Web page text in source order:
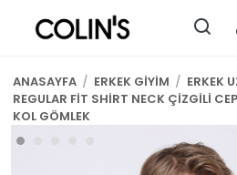
ANASAYFA / ERKEK GİYİM / ERKEK
REGULAR FİT SHİRT NECK ÇİZGİLİ
KOL GÖMLEK